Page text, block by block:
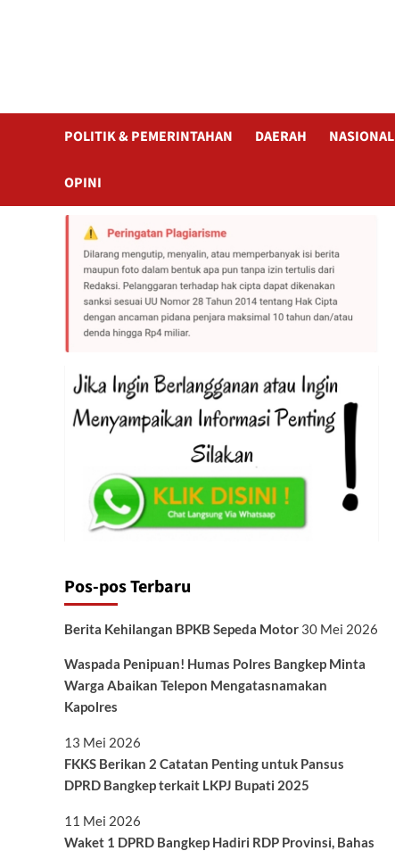
POLITIK & PEMERINTAHAN DAERAH NASIONAL
OPINI
Pos-pos Terbaru
Berita Kehilangan BPKB Sepeda Motor 30 Mei 2026
Waspada Penipuan! Humas Polres Bangkep Minta
Warga Abaikan Telepon Mengatasnamakan
Kapolres
13 Mei 2026
FKKS Berikan 2 Catatan Penting untuk Pansus
DPRD Bangkep terkait LKPJ Bupati 2025
11 Mei 2026
Waket 1 DPRD Bangkep Hadiri RDP Provinsi, Bahas